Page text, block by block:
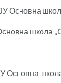
Основна
школа
Основна